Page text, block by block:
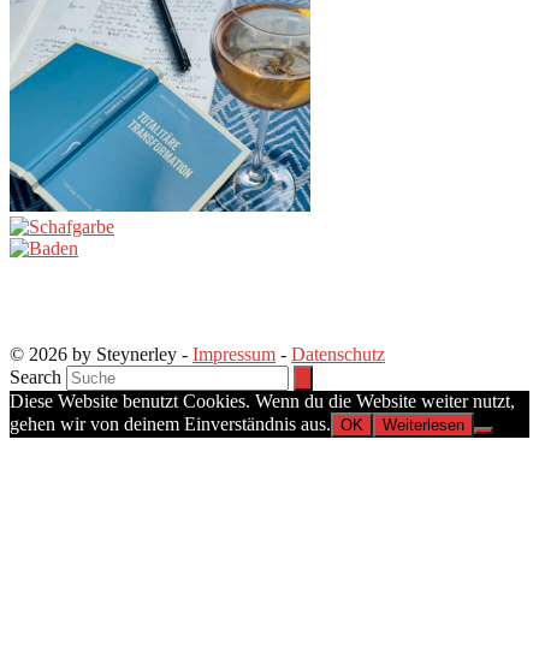
© 2026 by Steynerley - Impressum - Datenschutz
Search
Diese Website benutzt Cookies. Wenn du die Website weiter nutzt,
gehen wir von deinem Einverständnis aus. OK Weiterlesen